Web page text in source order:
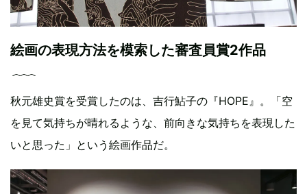
絵画の表現方法を模索した審査員賞2作品
秋元雄史賞を受賞したのは、吉行鮎子の『HOPE』。「空
を見て気持ちが晴れるような、前向きな気持ちを表現した
いと思った」という絵画作品だ。